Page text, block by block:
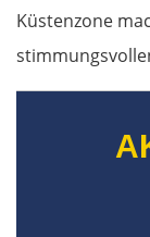
Küstenzone
Mělník
Prag